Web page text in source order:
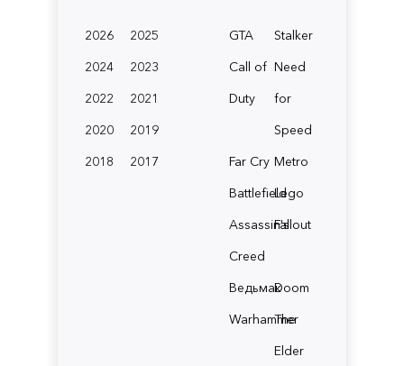
2026
2025
2024
2023
2022
2021
2020
2019
2018
2017
GTA
Stalker
Call of
Duty
Need
for
Speed
Far Cry Metro
BattlefieldLego
Assassin's
Creed
Fallout
ВедьмакDoom
Warhammer
The
Elder